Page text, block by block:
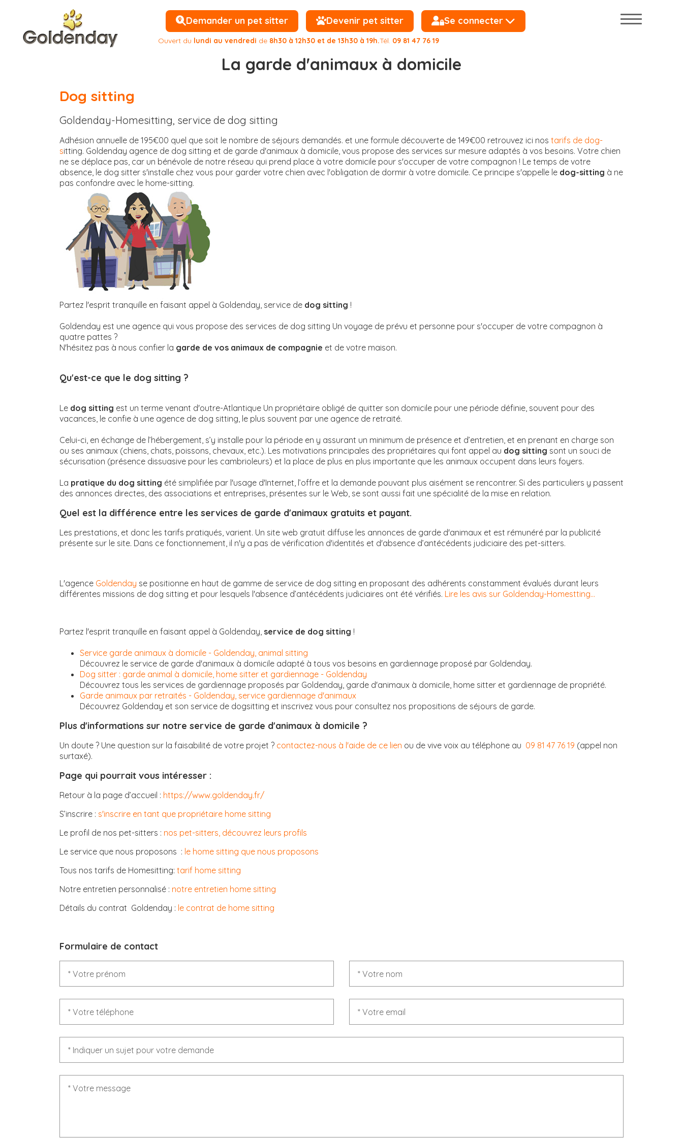
Demander un pet sitter Devenir pet sitter Se connecter
Ouvert du lundi au vendredi de 8h30 à 12h30 et de 13h30 à 19h.Tél. 09 81 47 76 19
La garde d'animaux à domicile
Dog sitting
Goldenday-Homesitting, service de dog sitting
Adhésion annuelle de 195€00 quel que soit le nombre de séjours demandés. et une formule découverte de 149€00 retrouvez ici nos tarifs de dog-
sitting. Goldenday agence de dog sitting et de garde d'animaux à domicile, vous propose des services sur mesure adaptés à vos besoins. Votre chien
ne se déplace pas, car un bénévole de notre réseau qui prend place à votre domicile pour s'occuper de votre compagnon ! Le temps de votre
absence, le dog sitter s'installe chez vous pour garder votre chien avec l'obligation de dormir à votre domicile. Ce principe s'appelle le dog-sitting à ne
pas confondre avec le home-sitting.
Partez l'esprit tranquille en faisant appel à Goldenday, service de dog sitting !
Goldenday est une agence qui vous propose des services de dog sitting Un voyage de prévu et personne pour s'occuper de votre compagnon à
quatre pattes ?
N'hésitez pas à nous confier la garde de vos animaux de compagnie et de votre maison.
Qu'est-ce que le dog sitting ?
Le dog sitting est un terme venant d'outre-Atlantique Un propriétaire obligé de quitter son domicile pour une période définie, souvent pour des
vacances, le confie à une agence de dog sitting, le plus souvent par une agence de retraité.
Celui-ci, en échange de l’hébergement, s’y installe pour la période en y assurant un minimum de présence et d’entretien, et en prenant en charge son
ou ses animaux (chiens, chats, poissons, chevaux, etc.). Les motivations principales des propriétaires qui font appel au dog sitting sont un souci de
sécurisation (présence dissuasive pour les cambrioleurs) et la place de plus en plus importante que les animaux occupent dans leurs foyers.
La pratique du dog sitting été simplifiée par l'usage d'Internet, l’offre et la demande pouvant plus aisément se rencontrer. Si des particuliers y passent
des annonces directes, des associations et entreprises, présentes sur le Web, se sont aussi fait une spécialité de la mise en relation.
Quel est la différence entre les services de garde d'animaux gratuits et payant.
Les prestations, et donc les tarifs pratiqués, varient. Un site web gratuit diffuse les annonces de garde d'animaux et est rémunéré par la publicité
présente sur le site. Dans ce fonctionnement, il n'y a pas de vérification d'identités et d'absence d’antécédents judiciaire des pet-sitters.
L'agence Goldenday se positionne en haut de gamme de service de dog sitting en proposant des adhérents constamment évalués durant leurs
différentes missions de dog sitting et pour lesquels l'absence d’antécédents judiciaires ont été vérifiés. Lire les avis sur Goldenday-Homestting...
Partez l'esprit tranquille en faisant appel à Goldenday, service de dog sitting !
Service garde animaux à domicile - Goldenday, animal sitting
Découvrez le service de garde d'animaux à domicile adapté à tous vos besoins en gardiennage proposé par Goldenday.
Dog sitter : garde animal à domicile, home sitter et gardiennage - Goldenday
Découvrez tous les services de gardiennage proposés par Goldenday, garde d'animaux à domicile, home sitter et gardiennage de propriété.
Garde animaux par retraités - Goldenday, service gardiennage d'animaux
Découvrez Goldenday et son service de dogsitting et inscrivez vous pour consultez nos propositions de séjours de garde.
Plus d'informations sur notre service de garde d'animaux à domicile ?
Un doute ? Une question sur la faisabilité de votre projet ? contactez-nous à l'aide de ce lien ou de vive voix au téléphone au 09 81 47 76 19 (appel non
surtaxé).
Page qui pourrait vous intéresser :
Retour à la page d’accueil : https://www.goldenday.fr/
S’inscrire : s'inscrire en tant que propriétaire home sitting
Le profil de nos pet-sitters : nos pet-sitters, découvrez leurs profils
Le service que nous proposons : le home sitting que nous proposons
Tous nos tarifs de Homesitting: tarif home sitting
Notre entretien personnalisé : notre entretien home sitting
Détails du contrat Goldenday : le contrat de home sitting
Formulaire de contact
* Votre prénom * Votre nom
* Votre téléphone * Votre email
* Indiquer un sujet pour votre demande
* Votre message